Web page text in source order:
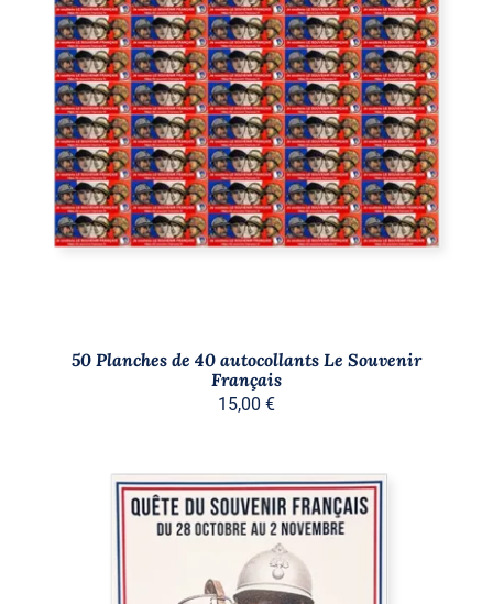
AJOUTER AU PANIER
/
DÉTAILS
50 Planches de 40 autocollants Le Souvenir
Français
15,00 €